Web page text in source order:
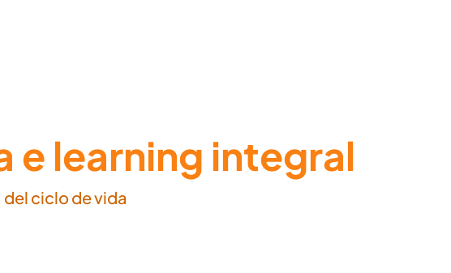
e learning integral
ciclo de vida